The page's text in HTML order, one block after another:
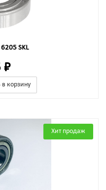
SKL
₽
корзину
Хит продаж